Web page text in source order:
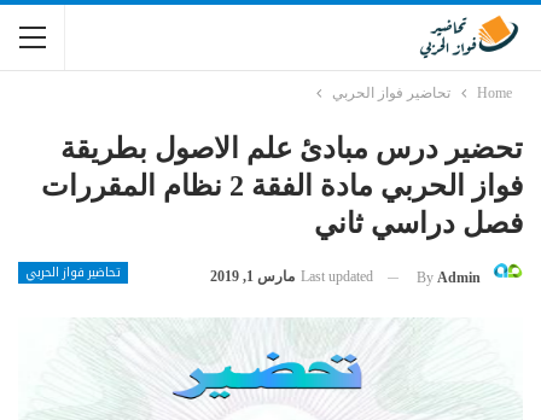
Home تحاضير فواز الحربي
تحضير درس مبادئ علم الاصول بطريقة
فواز الحربي مادة الفقة 2 نظام المقررات
فصل دراسي ثاني
تحاضير فواز الحربي By Admin
Last updated مارس 1, 2019